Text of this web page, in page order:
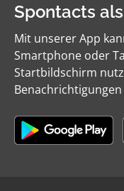
Spontacts
Mit unserer App
Smartphone oder
Startbildschirm